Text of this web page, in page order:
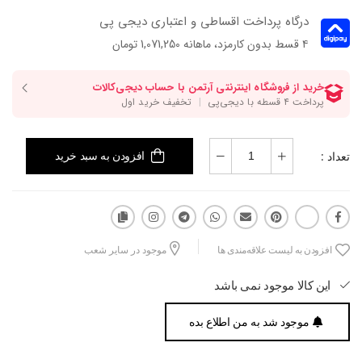
درگاه پرداخت اقساطی و اعتباری دیجی پی
۴ قسط بدون کارمزد، ماهانه 1,071,250 تومان
تعداد : افزودن به سبد خرید
افزودن به لیست علاقه‌مندی ها موجود در سایر شعب
این کالا موجود نمی باشد
موجود شد به من اطلاع بده